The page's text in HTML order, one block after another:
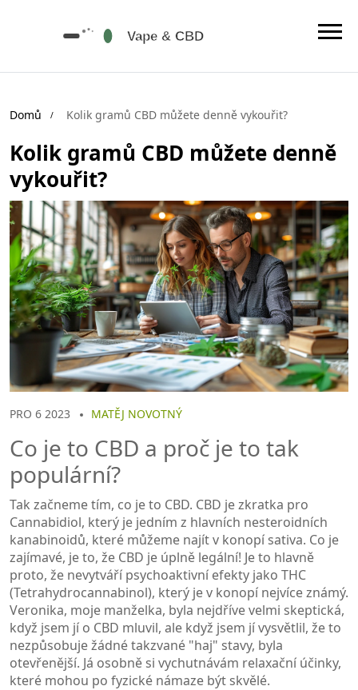
Domů Kolik gramů CBD můžete denně vykouřit?
Kolik gramů CBD můžete denně
vykouřit?
PRO 6 2023 MATĚJ NOVOTNÝ
Co je to CBD a proč je to tak
populární?
Tak začneme tím, co je to CBD. CBD je zkratka pro
Cannabidiol, který je jedním z hlavních nesteroidních
kanabinoidů, které můžeme najít v konopí sativa. Co je
zajímavé, je to, že CBD je úplně legální! Je to hlavně
proto, že nevytváří psychoaktivní efekty jako THC
(Tetrahydrocannabinol), který je v konopí nejvíce známý.
Veronika, moje manželka, byla nejdříve velmi skeptická,
když jsem jí o CBD mluvil, ale když jsem jí vysvětlil, že to
nezpůsobuje žádné takzvané "haj" stavy, byla
otevřenější. Já osobně si vychutnávám relaxační účinky,
které mohou po fyzické námaze být skvělé.